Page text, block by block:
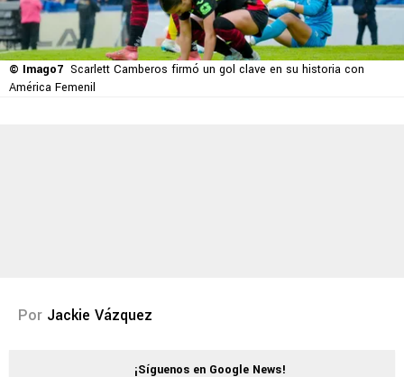
© Imago7 Scarlett Camberos firmó un gol clave en su historia con
América Femenil
Por Jackie Vázquez
¡Síguenos en Google News!